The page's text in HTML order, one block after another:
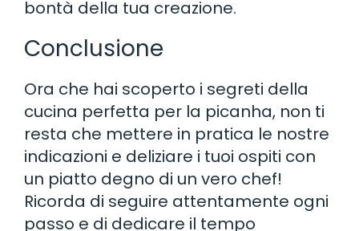
bontà della tua creazione.
Conclusione
Ora che hai scoperto i segreti della
cucina perfetta per la picanha, non ti
resta che mettere in pratica le nostre
indicazioni e deliziare i tuoi ospiti con
un piatto degno di un vero chef!
Ricorda di seguire attentamente ogni
passo e di dedicare il tempo